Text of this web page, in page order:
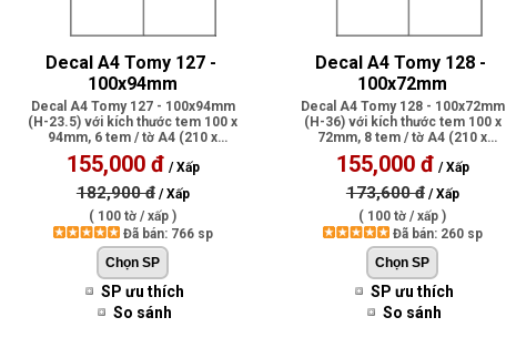
Decal A4 Tomy 127 -
100x94mm
Decal A4 Tomy 127 - 100x94mm
(H-23.5) với kích thước tem 100 x
94mm, 6 tem / tờ A4 (210 x
297mm), có..
155,000 đ / Xấp
182,900 đ/ Xấp
( 100 tờ / xấp )
Đã bán: 766 sp
SP ưu thích
So sánh
Decal A4 Tomy 128 -
100x72mm
Decal A4 Tomy 128 - 100x72mm
(H-36) với kích thước tem 100 x
72mm, 8 tem / tờ A4 (210 x
297mm), có p..
155,000 đ / Xấp
173,600 đ/ Xấp
( 100 tờ / xấp )
Đã bán: 260 sp
SP ưu thích
So sánh